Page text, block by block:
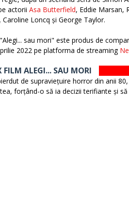
actorii Asa Butterfield, Eddie Marsan,
Loncq și George Taylor.
sau mori" este produs de
2022 pe platforma de streaming
FILM ALEGI... SAU MORI
de supraviețuire horror din anii
forțând-o să ia decizii terifiante și